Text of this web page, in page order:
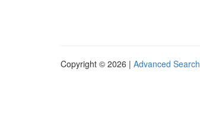
Copyright © 2026 | Advanced Search